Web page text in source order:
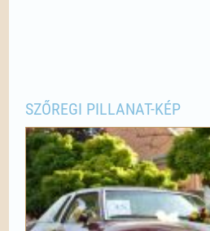
SZŐREGI PILLANAT-KÉP